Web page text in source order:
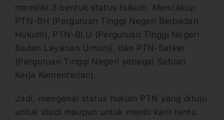
memiliki 3 bentuk status hukum. Mencakup
PTN-BH (Perguruan Tinggi Negeri Berbadan
Hukum), PTN-BLU (Perguruan Tinggi Negeri
Badan Layanan Umum), dan PTN-Satker
(Perguruan Tinggi Negeri sebagai Satuan
Kerja Kementerian).
Jadi, mengenal status hukum PTN yang dituju
untuk studi maupun untuk meniti karir tentu